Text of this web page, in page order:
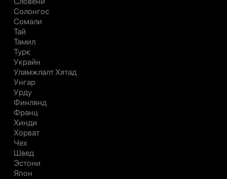
Солонгос
Сомали
Тай
Тамил
Турк
Украйн
Уламжлалт Хятад
Унгар
Урду
Финлянд
Франц
Хинди
Хорват
Чех
Швед
Эстони
Япон